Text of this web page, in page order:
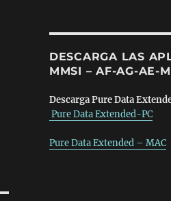
DESCARGA LAS
MMSI – AF-AG-AE-
Descarga Pure Data
Pure Data Extended-PC
Pure Data Extended – MAC